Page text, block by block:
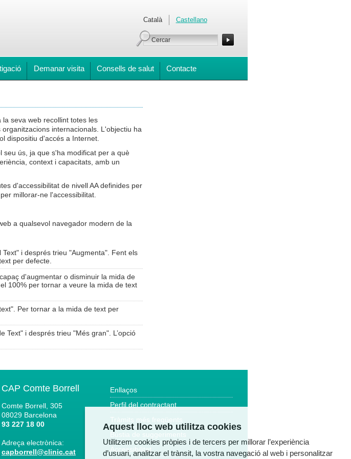
Català Castellano
Demanar visita Consells de salut Contacte
seva web recollint totes les
internacionals. L'objectiu ha
dispositiu d'accés a Internet.
seu ús, ja que s'ha modificat per a què
context i capacitats, amb un
d'accessibilitat de nivell AA definides per
millorar-ne l'accessibilitat.
a qualsevol navegador modern de la
i després trieu "Augmenta". Fent els
per defecte.
d'augmentar o disminuir la mida de
100% per tornar a veure la mida de text
Per tornar a la mida de text per
Text" i després trieu "Més gran". L’opció
CAP Comte Borrell
Comte Borrell, 305
08029 Barcelona
93 227 18 00
Adreça electrònica:
capborrell@clinic.cat
Enllaços
Perfil del contractant
Tràmits més freqüents
Bústia de suggeriments
Accessibilitat
Aquest lloc web utilitza cookies
Utilitzem cookies pròpies i de tercers per millorar l’experiència
d’usuari, analitzar el trànsit, la vostra navegació al web i personalitzar